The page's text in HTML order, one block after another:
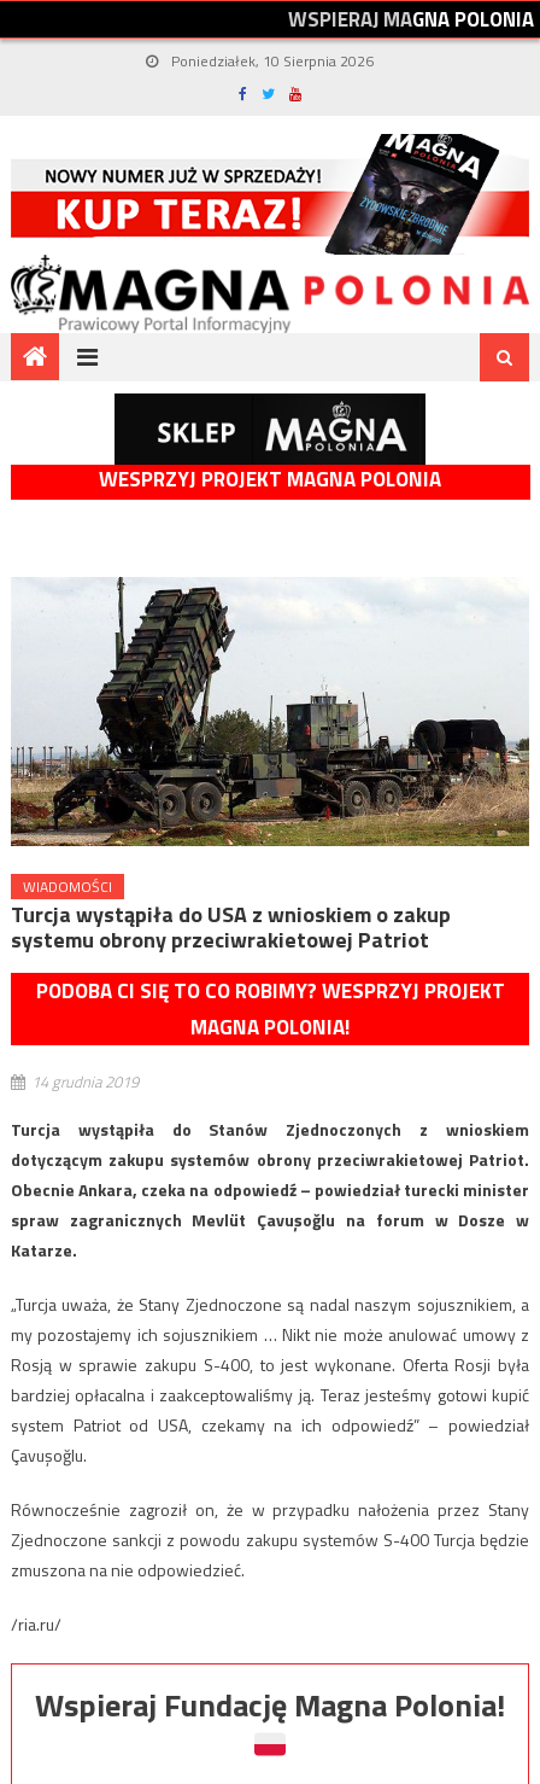
WSPIERAJMAGNAPOLONIA
Poniedziałek, 10 Sierpnia 2026
WESPRZYJ PROJEKT MAGNA POLONIA
WIADOMOŚCI
Turcja wystąpiła do USA z wnioskiem o zakup
systemu obrony przeciwrakietowej Patriot
PODOBA CI SIĘ TO CO ROBIMY? WESPRZYJ PROJEKT
MAGNA POLONIA!
14 grudnia 2019
Turcja wystąpiła do Stanów Zjednoczonych z wnioskiem
dotyczącym zakupu systemów obrony przeciwrakietowej Patriot.
Obecnie Ankara, czeka na odpowiedź – powiedział turecki minister
spraw zagranicznych Mevlüt Çavuşoğlu na forum w Dosze w
Katarze.
„Turcja uważa, że ​​Stany Zjednoczone są nadal naszym sojusznikiem, a
my pozostajemy ich sojusznikiem … Nikt nie może anulować umowy z
Rosją w sprawie zakupu S-400, to jest wykonane. Oferta Rosji była
bardziej opłacalna i zaakceptowaliśmy ją. Teraz jesteśmy gotowi kupić
system Patriot od USA, czekamy na ich odpowiedź” – powiedział
Çavuşoğlu.
Równocześnie zagroził on, że w przypadku nałożenia przez Stany
Zjednoczone sankcji z powodu zakupu systemów S-400 Turcja będzie
zmuszona na nie odpowiedzieć.
/ria.ru/
Wspieraj Fundację Magna Polonia!